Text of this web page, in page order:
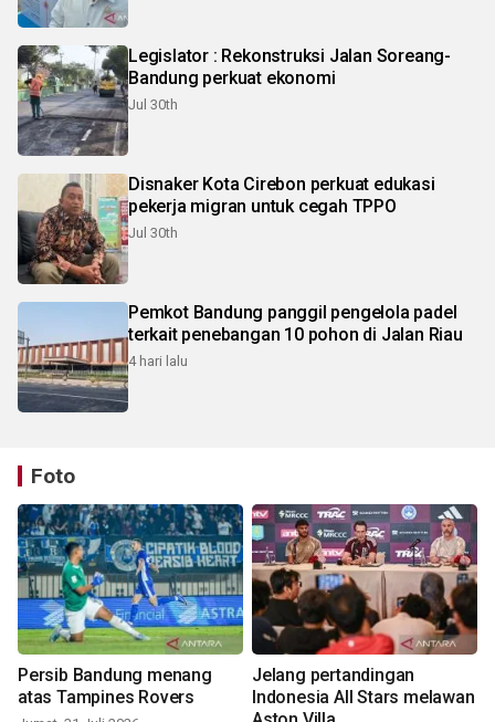
Legislator : Rekonstruksi Jalan Soreang-
Bandung perkuat ekonomi
Jul 30th
Disnaker Kota Cirebon perkuat edukasi
pekerja migran untuk cegah TPPO
Jul 30th
Pemkot Bandung panggil pengelola padel
terkait penebangan 10 pohon di Jalan Riau
4 hari lalu
Foto
Persib Bandung menang
atas Tampines Rovers
Jelang pertandingan
Indonesia All Stars melawan